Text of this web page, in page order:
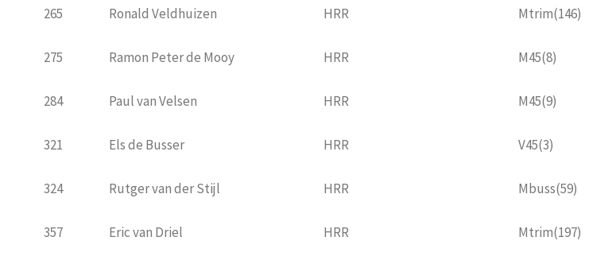
265 Ronald Veldhuizen HRR Mtrim(146)
275 Ramon Peter de Mooy HRR M45(8)
284 Paul van Velsen HRR M45(9)
321 Els de Busser HRR V45(3)
324 Rutger van der Stijl HRR Mbuss(59)
357 Eric van Driel HRR Mtrim(197)